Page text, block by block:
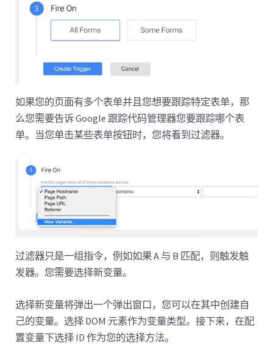
如果您的页面有多个表单并且您想要跟踪特定表单，那
么您需要告诉 Google 跟踪代码管理器您要跟踪哪个表
单。当您单击某些表单按钮时，您将看到过滤器。
过滤器只是一组指令，例如如果 A 与 B 匹配，则触发触
发器。您需要选择新变量。
选择新变量将弹出一个弹出窗口，您可以在其中创建自
己的变量。选择 DOM 元素作为变量类型。接下来，在配
置变量下选择 ID 作为您的选择方法。